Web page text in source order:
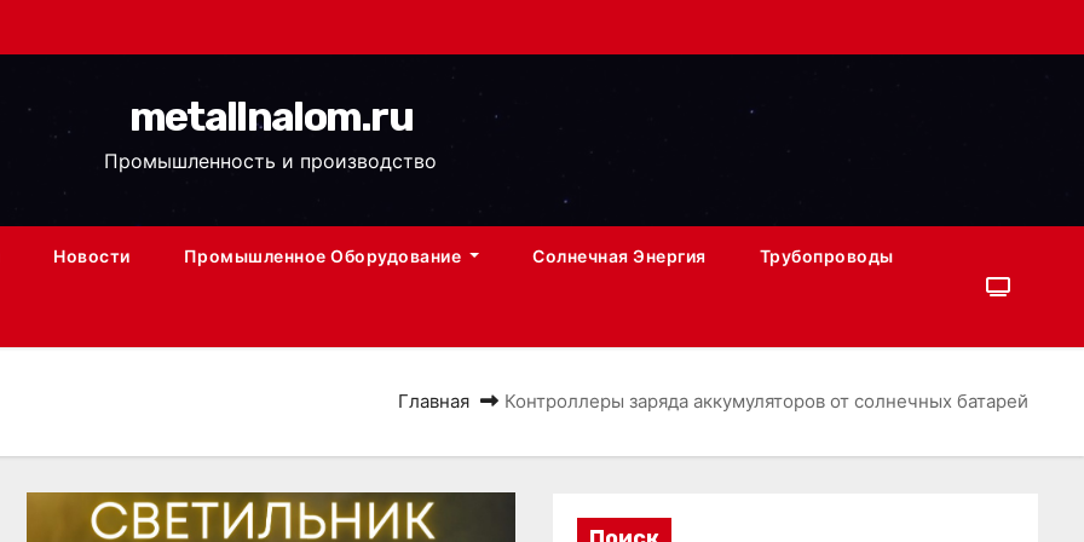
metallnalom.ru
Промышленность и производство
Новости Промышленное Оборудование Солнечная Энергия Трубопроводы
Главная Контроллеры заряда аккумуляторов от солнечных батарей